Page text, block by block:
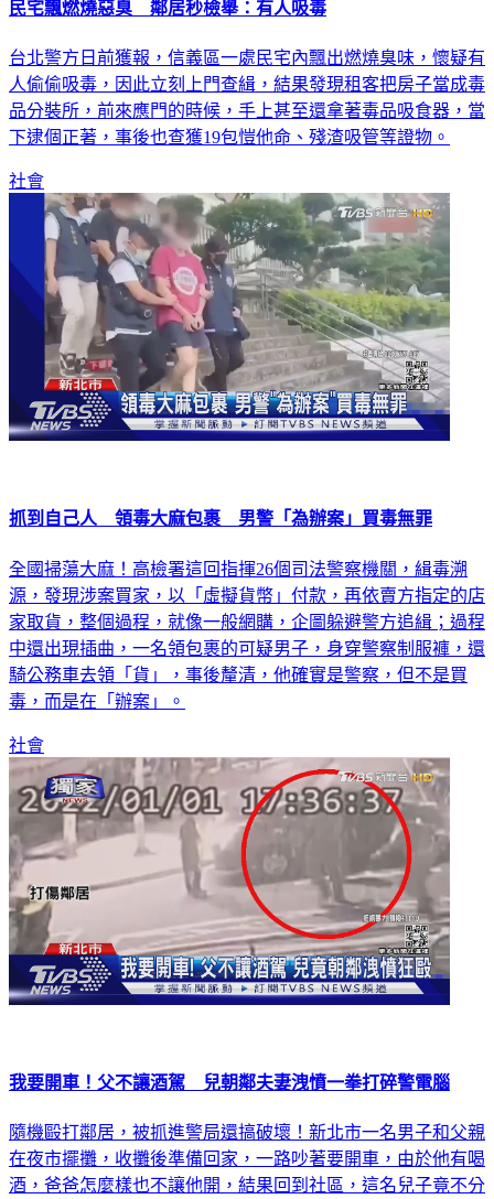
民宅飄燃燒惡臭 鄰居秒檢舉：有人吸毒
台北警方日前獲報，信義區一處民宅內飄出燃燒臭味，懷疑有
人偷偷吸毒，因此立刻上門查緝，結果發現租客把房子當成毒
品分裝所，前來應門的時候，手上甚至還拿著毒品吸食器，當
下逮個正著，事後也查獲19包愷他命、殘渣吸管等證物。
社會
抓到自己人 領毒大麻包裹 男警「為辦案」買毒無罪
全國掃蕩大麻！高檢署這回指揮26個司法警察機關，緝毒溯
源，發現涉案買家，以「虛擬貨幣」付款，再依賣方指定的店
家取貨，整個過程，就像一般網購，企圖躲避警方追緝；過程
中還出現插曲，一名領包裹的可疑男子，身穿警察制服褲，還
騎公務車去領「貨」，事後釐清，他確實是警察，但不是買
毒，而是在「辦案」。
社會
我要開車！父不讓酒駕 兒朝鄰夫妻洩憤一拳打碎警電腦
隨機毆打鄰居，被抓進警局還搞破壞！新北市一名男子和父親
在夜市擺攤，收攤後準備回家，一路吵著要開車，由於他有喝
酒，爸爸怎麼樣也不讓他開，結果回到社區，這名兒子竟不分